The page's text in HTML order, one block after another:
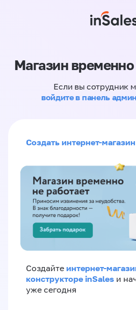
Магазин временно
Если вы сотрудник
войдите в панель
Создать интернет-
Создайте интернет-
конструкторе inSales и
уже сегодня